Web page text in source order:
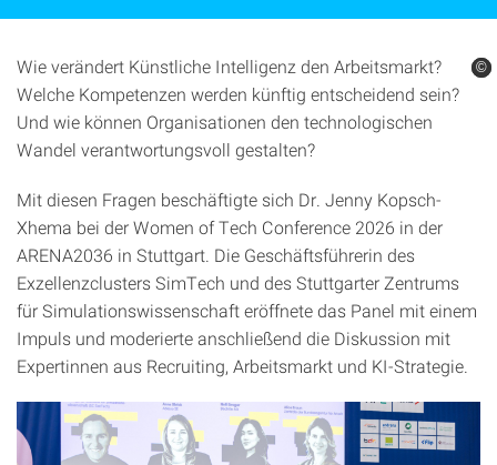
Wie verändert Künstliche Intelligenz den Arbeitsmarkt?
Welche Kompetenzen werden künftig entscheidend sein?
Und wie können Organisationen den technologischen
Wandel verantwortungsvoll gestalten?
Mit diesen Fragen beschäftigte sich Dr. Jenny Kopsch-
Xhema bei der Women of Tech Conference 2026 in der
ARENA2036 in Stuttgart. Die Geschäftsführerin des
Exzellenzclusters SimTech und des Stuttgarter Zentrums
für Simulationswissenschaft eröffnete das Panel mit einem
Impuls und moderierte anschließend die Diskussion mit
Expertinnen aus Recruiting, Arbeitsmarkt und KI-Strategie.
©
©
©